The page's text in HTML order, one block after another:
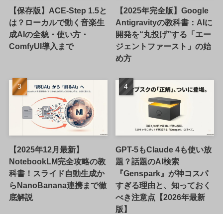
【保存版】ACE-Step 1.5と
は？ローカルで動く音楽生
成AIの全貌・使い方・
ComfyUI導入まで
【2025年完全版】Google
Antigravityの教科書：AIに
開発を“丸投げ”する「エー
ジェントファースト」の始
め方
【2025年12月最新】
NotebookLM完全攻略の教
科書！スライド自動生成か
らNanoBanana連携まで徹
底解説
GPT-5もClaude 4も使い放
題？話題のAI検索
『Genspark』が神コスパ
すぎる理由と、知っておく
べき注意点【2026年最新
版】